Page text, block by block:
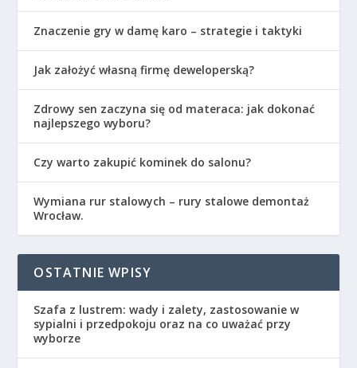
Znaczenie gry w damę karo – strategie i taktyki
Jak założyć własną firmę deweloperską?
Zdrowy sen zaczyna się od materaca: jak dokonać
najlepszego wyboru?
Czy warto zakupić kominek do salonu?
Wymiana rur stalowych – rury stalowe demontaż
Wrocław.
OSTATNIE WPISY
Szafa z lustrem: wady i zalety, zastosowanie w
sypialni i przedpokoju oraz na co uważać przy
wyborze